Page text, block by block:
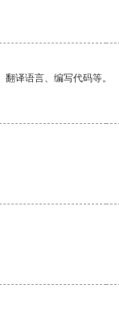
译语言、编写代码等。